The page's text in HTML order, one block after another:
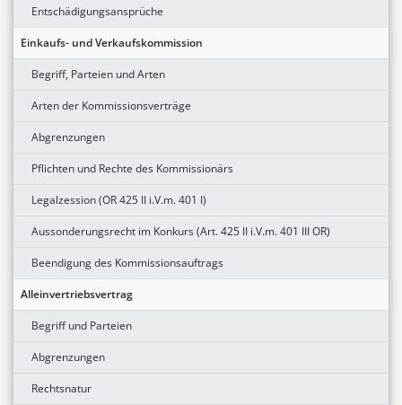
Entschädigungsansprüche
Einkaufs- und Verkaufskommission
Begriff, Parteien und Arten
Arten der Kommissionsverträge
Abgrenzungen
Pflichten und Rechte des Kommissionärs
Legalzession (OR 425 II i.V.m. 401 I)
Aussonderungsrecht im Konkurs (Art. 425 II i.V.m. 401 III OR)
Beendigung des Kommissionsauftrags
Alleinvertriebsvertrag
Begriff und Parteien
Abgrenzungen
Rechtsnatur